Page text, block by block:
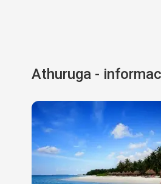
Athuruga -